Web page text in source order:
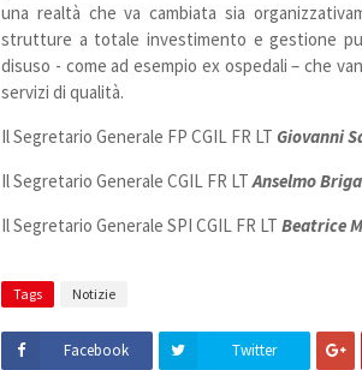
una realtà che va cambiata sia
strutture a totale investimento e gestione
disuso - come ad esempio ex ospedali – che
servizi di qualità.
Il Segretario Generale FP CGIL FR LT Giovanni
Il Segretario Generale CGIL FR LTAnselmo
Il Segretario Generale SPI CGIL FR LT Beatrice
Tags Notizie
Facebook Twitter